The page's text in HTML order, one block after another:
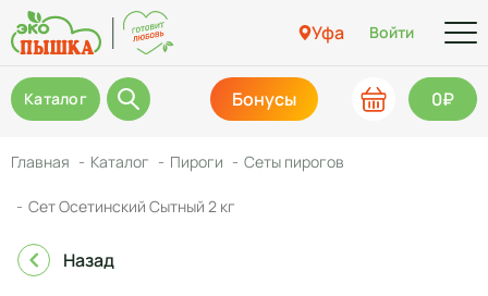
Уфа Войти
Каталог Бонусы 0₽
Главная Каталог Пироги Сеты пирогов
Сет Осетинский Сытный 2 кг
Назад